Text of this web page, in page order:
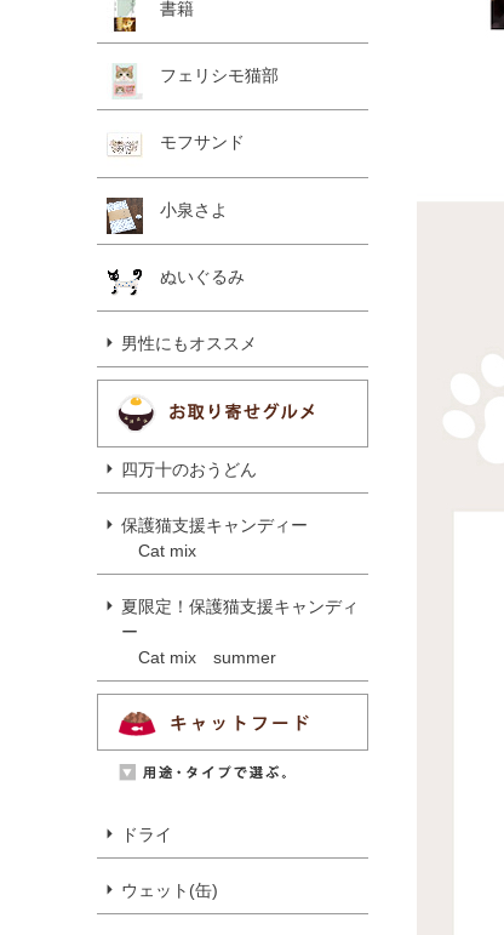
書籍
フェリシモ猫部
モフサンド
小泉さよ
ぬいぐるみ
男性にもオススメ
四万十のおうどん
保護猫支援キャンディー
Cat mix
夏限定！保護猫支援キャンディ
ー
Cat mix summer
ドライ
ウェット(缶)